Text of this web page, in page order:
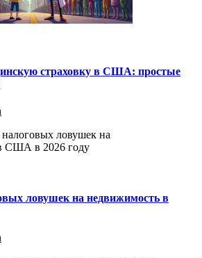
страховку в США: простые
ловушек на недвижимость в